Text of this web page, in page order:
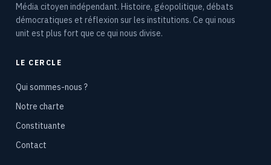
Média citoyen indépendant. Histoire, géopolitique, débats
démocratiques et réflexion sur les institutions. Ce qui nous
unit est plus fort que ce qui nous divise.
LE CERCLE
Qui sommes-nous ?
Notre charte
Constituante
Contact